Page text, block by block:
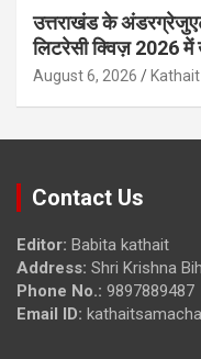
उत्तराखंड के
लिटरेसी क्विज़ 2026 में
August 6, 2026
Contact Us
Editor: Babita kathait
Address: Shri Krishna
Phone No.: 9897889487
Email ID: